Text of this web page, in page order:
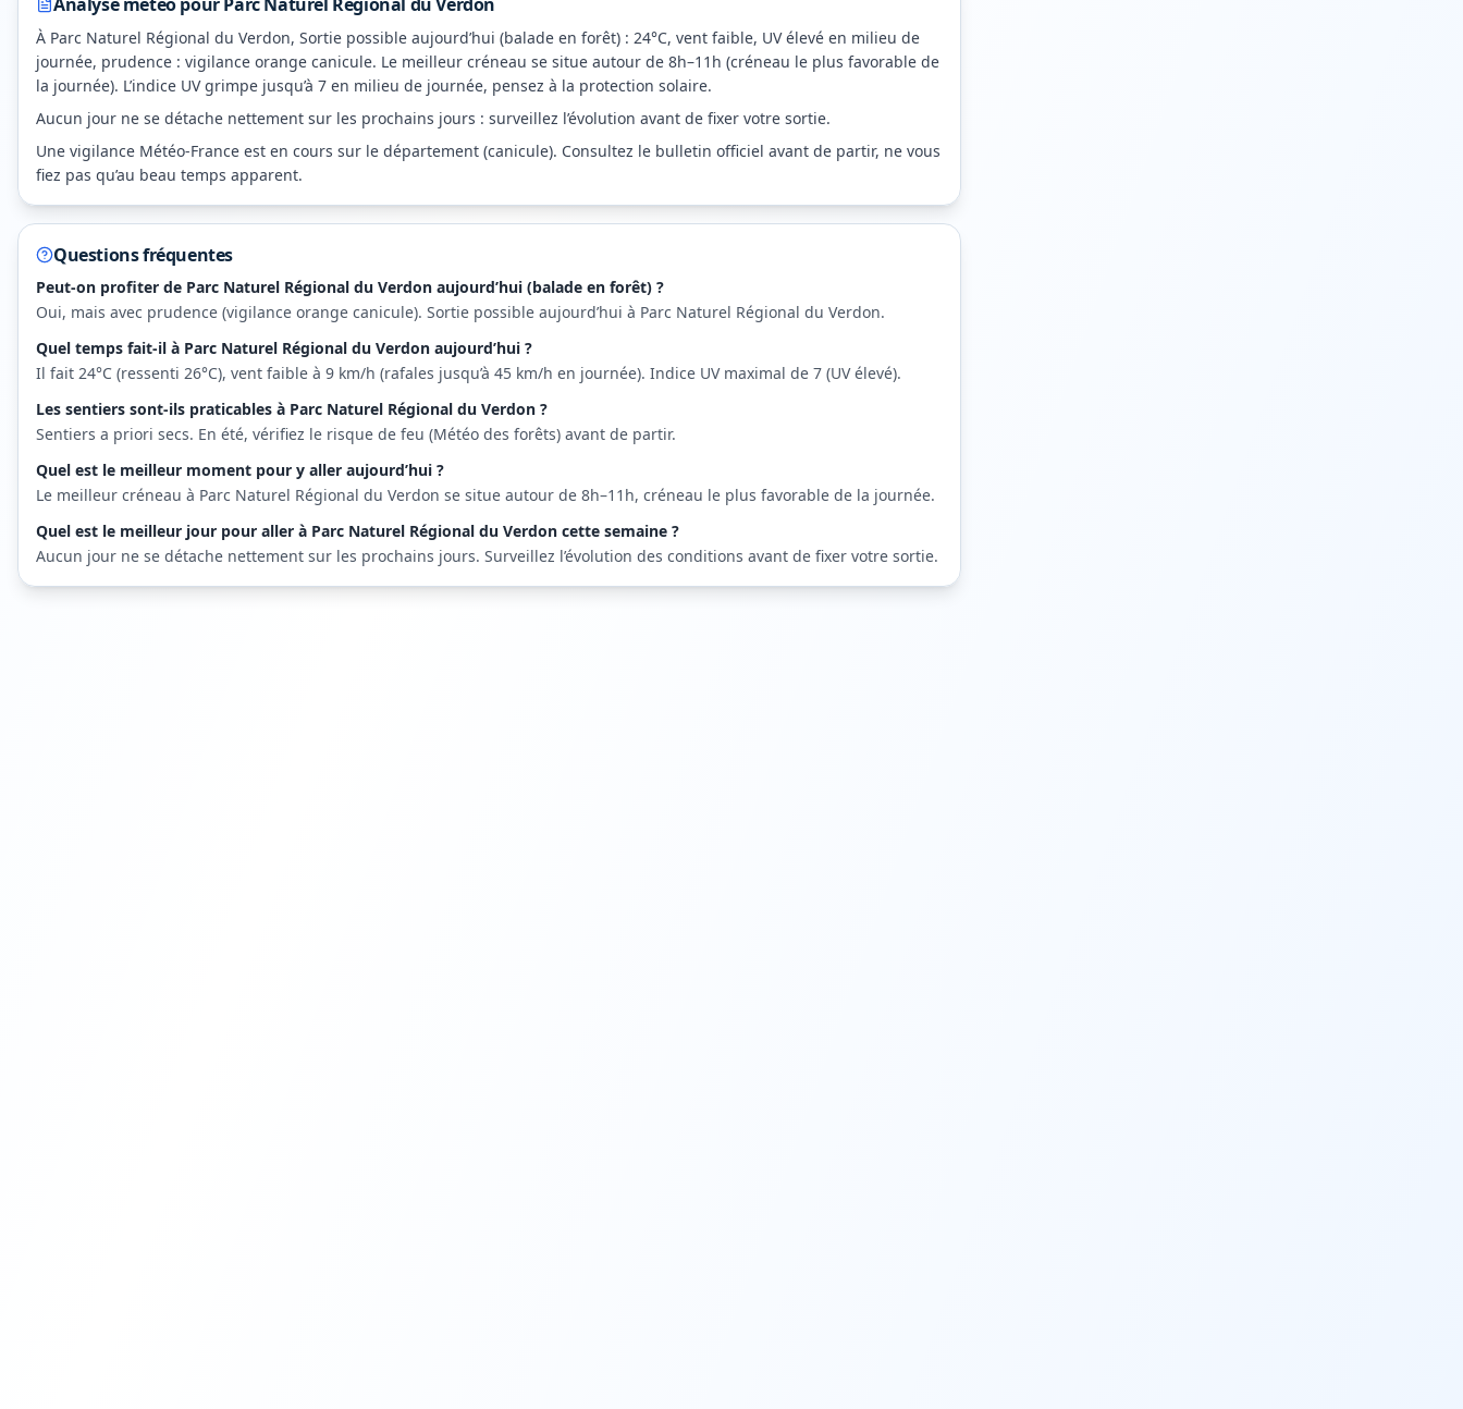
À Parc Naturel Régional du Verdon, Sortie possible aujourd’hui (balade en forêt) : 24°C, vent faible, UV élevé en milieu de
journée, prudence : vigilance orange canicule. Le meilleur créneau se situe autour de 8h–11h (créneau le plus favorable de
la journée). L’indice UV grimpe jusqu’à 7 en milieu de journée, pensez à la protection solaire.
Aucun jour ne se détache nettement sur les prochains jours : surveillez l’évolution avant de fixer votre sortie.
Une vigilance Météo-France est en cours sur le département (canicule). Consultez le bulletin officiel avant de partir, ne vous
fiez pas qu’au beau temps apparent.
Questions fréquentes
Peut-on profiter de Parc Naturel Régional du Verdon aujourd’hui (balade en forêt) ?
Oui, mais avec prudence (vigilance orange canicule). Sortie possible aujourd’hui à Parc Naturel Régional du Verdon.
Quel temps fait-il à Parc Naturel Régional du Verdon aujourd’hui ?
Il fait 24°C (ressenti 26°C), vent faible à 9 km/h (rafales jusqu’à 45 km/h en journée). Indice UV maximal de 7 (UV élevé).
Les sentiers sont-ils praticables à Parc Naturel Régional du Verdon ?
Sentiers a priori secs. En été, vérifiez le risque de feu (Météo des forêts) avant de partir.
Quel est le meilleur moment pour y aller aujourd’hui ?
Le meilleur créneau à Parc Naturel Régional du Verdon se situe autour de 8h–11h, créneau le plus favorable de la journée.
Quel est le meilleur jour pour aller à Parc Naturel Régional du Verdon cette semaine ?
Aucun jour ne se détache nettement sur les prochains jours. Surveillez l’évolution des conditions avant de fixer votre sortie.